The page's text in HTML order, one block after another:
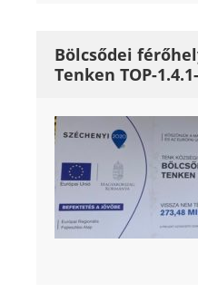
Bölcsődei
Tenken TOP-